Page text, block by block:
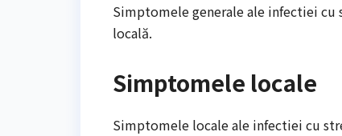
Simptomele generale ale infectiei
locală.
Simptomele locale
Simptomele locale ale infectiei cu